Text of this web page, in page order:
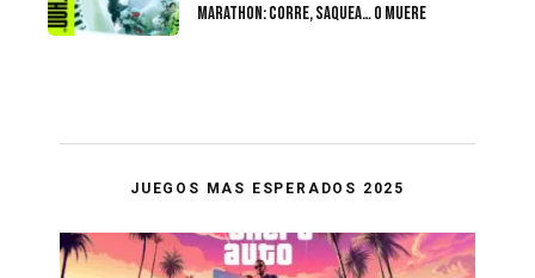
Marathon: Corre, saquea… o muere
JUEGOS MAS ESPERADOS 2025